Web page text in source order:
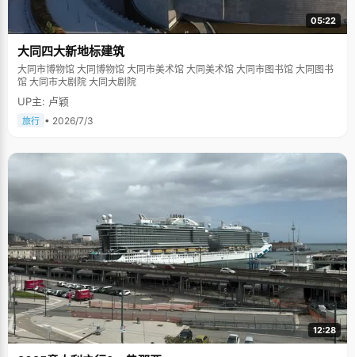
05:22
大同四大新地标建筑
大同市博物馆 大同博物馆 大同市美术馆 大同美术馆 大同市图书馆 大同图书
馆 大同市大剧院 大同大剧院
UP主: 卢颖
旅行 • 2026/7/3
12:28